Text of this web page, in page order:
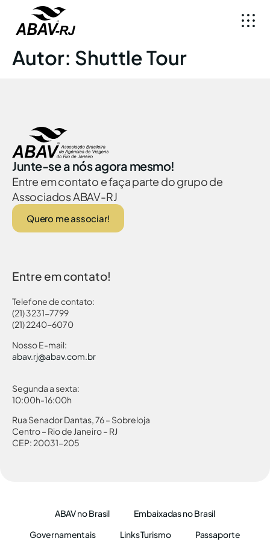
Autor: Shuttle Tour
Junte-se a nós agora mesmo!
Entre em contato e faça parte do grupo de
Associados ABAV-RJ
Quero me associar!
Entre em contato!
Telefone de contato:
(21) 3231-7799
(21) 2240-6070
Nosso E-mail:
abav.rj@abav.com.br
Segunda a sexta:
10:00h-16:00h
Rua Senador Dantas, 76 – Sobreloja
Centro – Rio de Janeiro – RJ
CEP: 20031-205
ABAV no Brasil
Embaixadas no Brasil
Governamentais
Links Turismo Passaporte